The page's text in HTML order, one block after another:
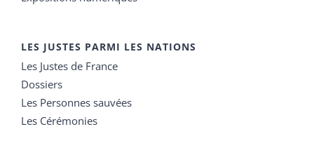
LES JUSTES PARMI LES NATIONS
Les Justes de France
Dossiers
Les Personnes sauvées
Les Cérémonies